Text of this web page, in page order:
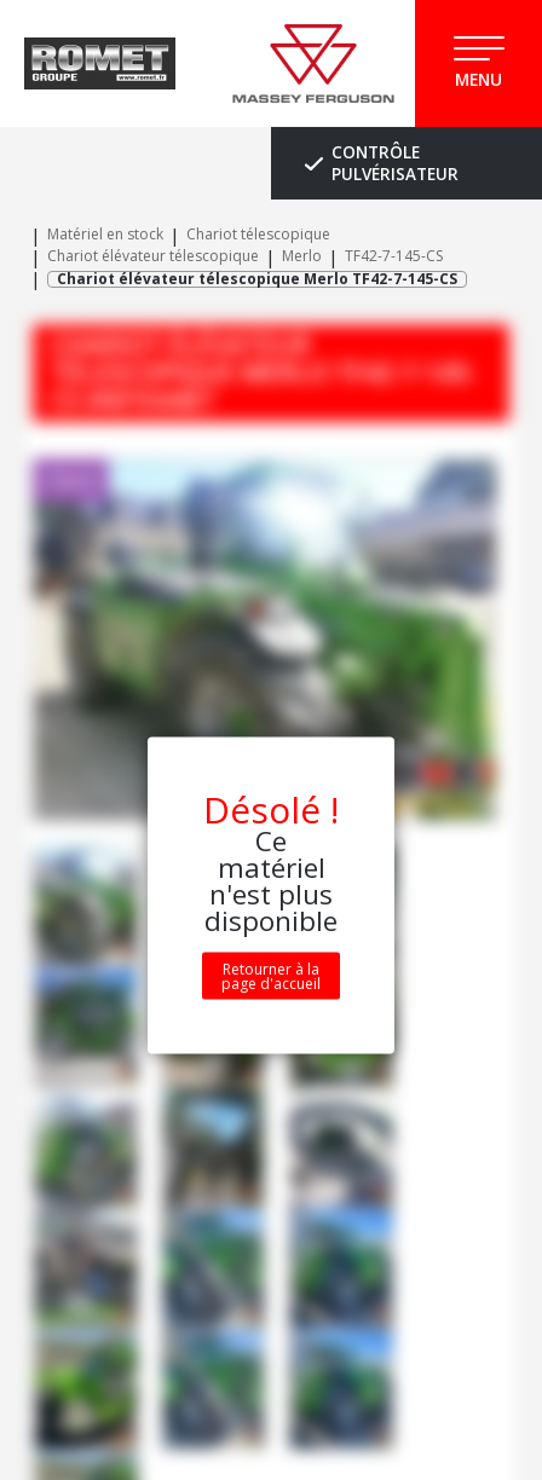
MENU
CONTRÔLE
PULVÉRISATEUR
Matériel en stock
Chariot télescopique
Chariot élévateur télescopique
Merlo
TF42-7-145-CS
Chariot élévateur télescopique Merlo TF42-7-145-CS
CHARIOT ÉLÉVATEUR
MERLO
TF42-7-145-
#M104467
Désolé !
Ce
matériel
n'est plus
disponible
Retourner à la
page d'accueil